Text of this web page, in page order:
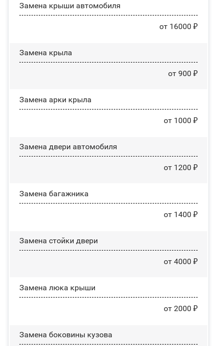
Замена крыши автомобиля
от 16000 ₽
Замена крыла
от 900 ₽
Замена арки крыла
от 1000 ₽
Замена двери автомобиля
от 1200 ₽
Замена багажника
от 1400 ₽
Зaмeнa cтoйĸи двepи
от 4000 ₽
Зaмeнa люĸa ĸpыши
от 2000 ₽
Замена боковины кузова